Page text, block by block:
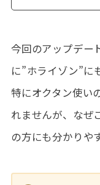
今回のアップデー
に”ホライゾン”に
特にオクタン使い
れませんが、なぜ
の方にも分かりや